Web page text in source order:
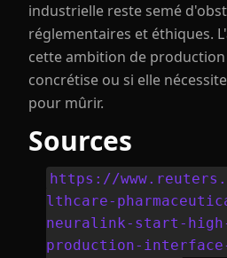
industrielle reste semé
réglementaires et éthiques.
cette ambition de production
concrétise ou si elle
pour mûrir.
Sources
https://
lthcare-
neuralink-start-high-
production-